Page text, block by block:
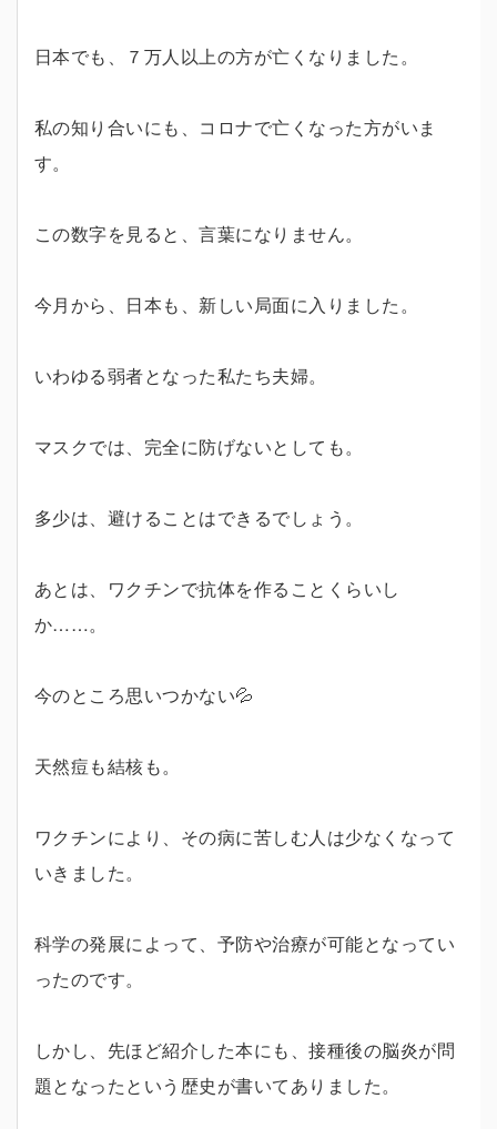
日本でも、７万人以上の方が亡くなりました。
私の知り合いにも、コロナで亡くなった方がいま
す。
この数字を見ると、言葉になりません。
今月から、日本も、新しい局面に入りました。
いわゆる弱者となった私たち夫婦。
マスクでは、完全に防げないとしても。
多少は、避けることはできるでしょう。
あとは、ワクチンで抗体を作ることくらいし
か……。
今のところ思いつかない💦
天然痘も結核も。
ワクチンにより、その病に苦しむ人は少なくなって
いきました。
科学の発展によって、予防や治療が可能となってい
ったのです。
しかし、先ほど紹介した本にも、接種後の脳炎が問
題となったという歴史が書いてありました。